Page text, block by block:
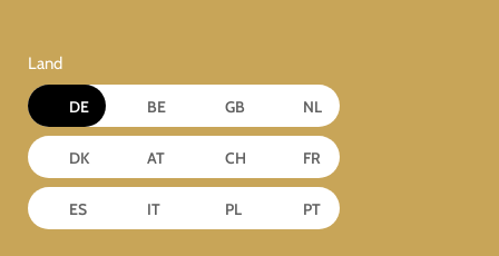
Land
DE BE GB NL
DK AT CH FR
ES IT PL PT